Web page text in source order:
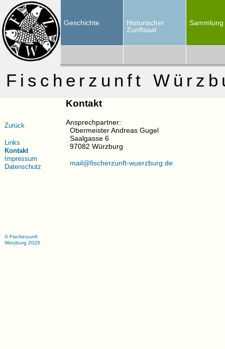
Geschichte
Historischer
Zunftsaal
Sammlung
Fischerzunft
Zurück
Links
Kontakt
Impressum
Datenschutz
© Fischerzunft
Würzburg 2026
Kontakt
Ansprechpartner:
Obermeister Andreas Gugel
Saalgasse 6
97082 Würzburg
mail@fischerzunft-wuerzburg.de